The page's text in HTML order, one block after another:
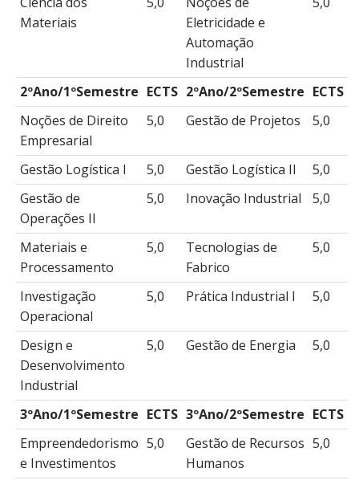
Materiais
Eletricidade e
Automação
Industrial
2ºAno/1ºSemestre ECTS 2ºAno/2ºSemestre ECTS
Noções de Direito
Empresarial
5,0 Gestão de Projetos 5,0
Gestão Logística I 5,0 Gestão Logística II
5,0
Gestão de
Operações II
5,0 Inovação Industrial 5,0
Materiais e
Processamento
5,0
Tecnologias de
Fabrico
5,0
Investigação
Operacional
5,0 Prática Industrial I 5,0
Design e
Desenvolvimento
Industrial
5,0 Gestão de Energia 5,0
3ºAno/1ºSemestre ECTS 3ºAno/2ºSemestre ECTS
Empreendedorismo
e Investimentos
5,0
Gestão de Recursos
Humanos
5,0